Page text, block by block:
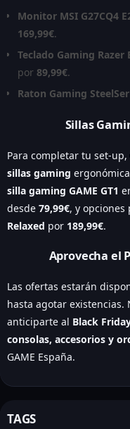
Monitor MSI G27CQ4
169,99€.
Teclado Gaming Razer
por 89,99€.
Raton Gaming
Sillas
Para completar tu set-
sillas gaming
silla gaming GAME GT1
desde 79,99€, y opciones
Relaxed por 189,99€.
Aprovecha el
Las ofertas estarán
hasta agotar
anticiparte al Black
consolas, accesorios y
GAME España.
TAGS